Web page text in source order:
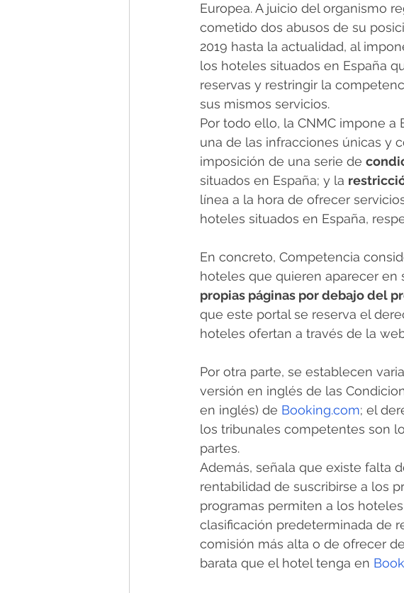
Europea. A juicio del organismo
cometido dos abusos de su
2019 hasta la actualidad, al
los hoteles situados en España
reservas y restringir la
sus mismos servicios.
Por todo ello, la CNMC impone a
una de las infracciones únicas y
imposición de una serie de
situados en España; y la
línea a la hora de ofrecer
hoteles situados en España,
En concreto, Competencia
hoteles que quieren aparecer en
propias páginas por debajo del
que este portal se reserva el
hoteles ofertan a través de la
Por otra parte, se establecen
versión en inglés de las
en inglés) de Booking.com; el
los tribunales competentes son
partes.
Además, señala que existe falta
rentabilidad de suscribirse a los
programas permiten a los
clasificación predeterminada de
comisión más alta o de ofrecer
barata que el hotel tenga en